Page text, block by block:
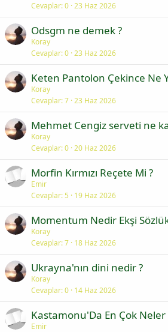
Cevaplar 0 23 Haz 2026
Odsgm ne demek ?
Koray
Cevaplar 0 23 Haz 2026
Keten Pantolon Çekince Ne
Koray
Cevaplar 7 23 Haz 2026
Mehmet Cengiz serveti ne
Koray
Cevaplar 0 20 Haz 2026
Morfin Kırmızı Reçete Mi ?
Emir
Cevaplar 5 19 Haz 2026
Momentum Nedir Ekşi
Koray
Cevaplar 7 18 Haz 2026
Ukrayna'nın dini nedir ?
Koray
Cevaplar 0 14 Haz 2026
Kastamonu'Da En Çok Neler
Emir